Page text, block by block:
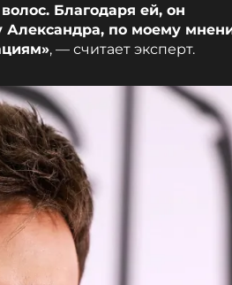
Благодаря ей, он
Александра, по моему
, — считает эксперт.